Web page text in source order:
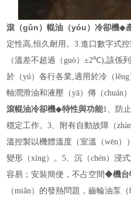
滾（gǔn）輥油（yóu）冷卻機◆
定性高,恒久耐用。 3.進口數字式控
（溫差不超過（guò）±2℃),該係
於（yú）各行各業,適用於冷（
軸潤滑油和液壓（yā）傳（chuán
滾輥油冷卻機◆特性與功能1、防
穩定工作。 3、附有自動故障（
溫控製以機體溫度（室溫（wēn）
變形（xíng）。 5、沉（chén）浸
容易；安裝簡便，不占空間◆機台
（miǎn）的發熱問題，齒輪油泵